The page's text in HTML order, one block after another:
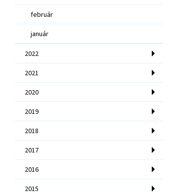
február
január
2022
2021
2020
2019
2018
2017
2016
2015